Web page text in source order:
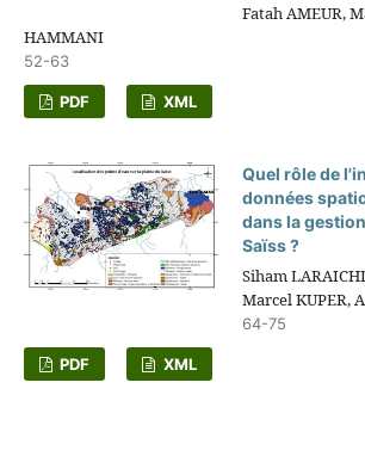
Fatah AMEUR,
HAMMANI
52-63
PDF XML
Quel rôle de
données
dans la
Saïss ?
Siham
Marcel KUPER,
64-75
PDF XML